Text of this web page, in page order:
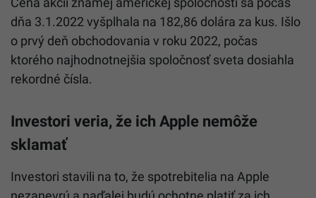
dňa 3.1.2022 vyšplhala na 182,86 dolára za kus. Išlo
o prvý deň obchodovania v roku 2022, počas
ktorého najhodnotnejšia spoločnosť sveta dosiahla
rekordné čísla.
Investori veria, že ich Apple nemôže
sklamať
Investori stavili na to, že spotrebitelia na Apple